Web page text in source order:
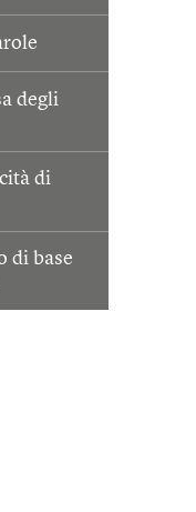
degli
di
di base